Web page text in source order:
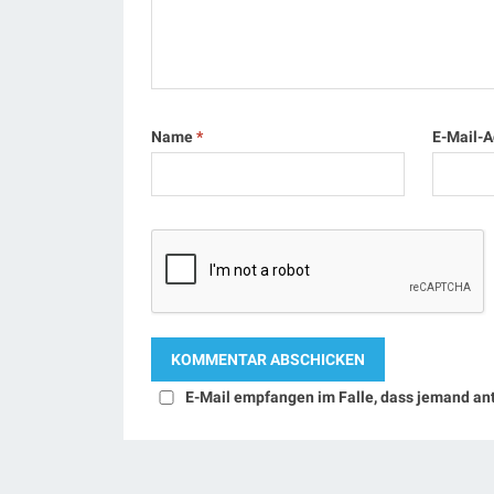
Name* E-Mail-
E-Mail empfangen im Falle, dass jemand